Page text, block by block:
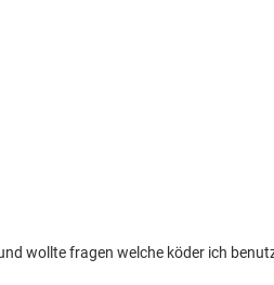
wollte fragen welche köder ich